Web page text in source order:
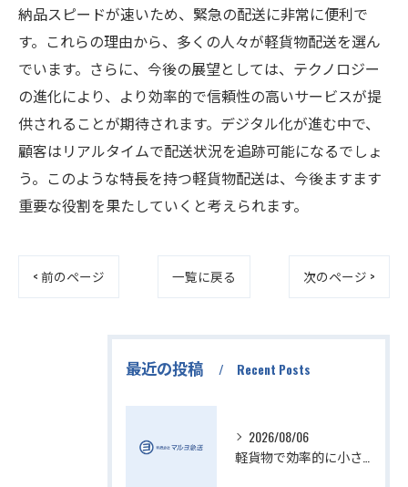
納品スピードが速いため、緊急の配送に非常に便利で
す。これらの理由から、多くの人々が軽貨物配送を選ん
でいます。さらに、今後の展望としては、テクノロジー
の進化により、より効率的で信頼性の高いサービスが提
供されることが期待されます。デジタル化が進む中で、
顧客はリアルタイムで配送状況を追跡可能になるでしょ
う。このような特長を持つ軽貨物配送は、今後ますます
重要な役割を果たしていくと考えられます。
< 前のページ 一覧に戻る 次のページ >
最近の投稿 Recent Posts
2026/08/06